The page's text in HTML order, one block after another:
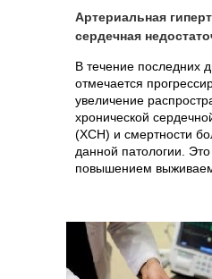
Артериальная
сердечная
В течение последних
отмечается
увеличение
хронической
(ХСН) и смертности
данной патологии.
повышением